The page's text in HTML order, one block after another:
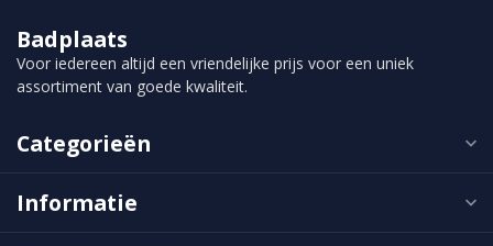
Badplaats
Voor iedereen altijd een vriendelijke prijs voor een uniek
assortiment van goede kwaliteit.
Categorieën
Informatie